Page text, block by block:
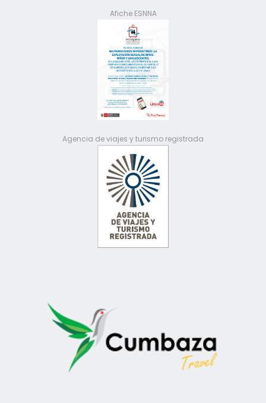
Afiche ESNNA
Agencia de viajes y turismo registrada